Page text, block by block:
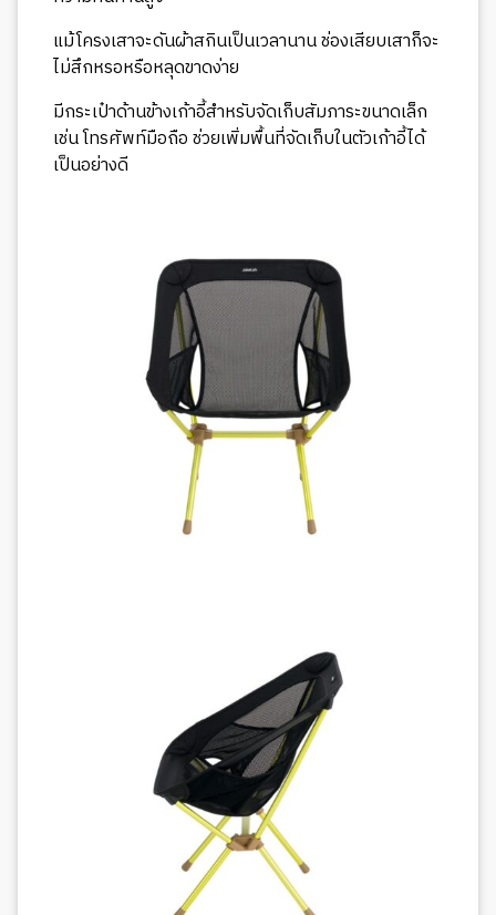
แม้โครงเสาจะดันผ้าสกินเป็นเวลานาน ช่องเสียบเสาก็จะ
ไม่สึกหรอหรือหลุดขาดง่าย
มีกระเป๋าด้านข้างเก้าอี้สำหรับจัดเก็บสัมภาระขนาดเล็ก
เช่น โทรศัพท์มือถือ ช่วยเพิ่มพื้นที่จัดเก็บในตัวเก้าอี้ได้
เป็นอย่างดี